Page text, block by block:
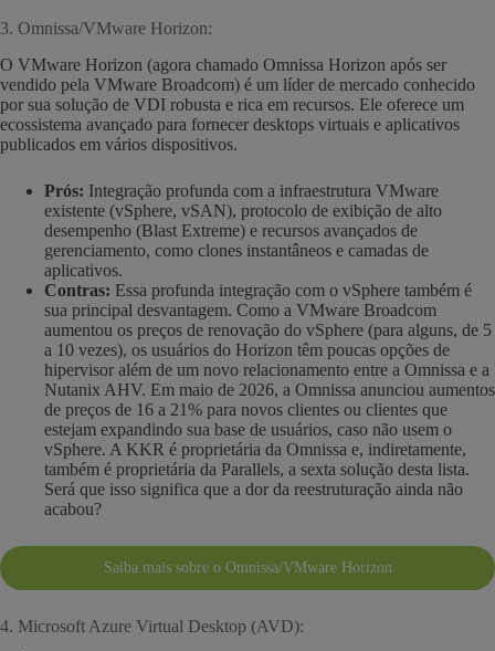
3. Omnissa/VMware Horizon:
O VMware Horizon (agora chamado Omnissa Horizon após ser
vendido pela VMware Broadcom) é um líder de mercado conhecido
por sua solução de VDI robusta e rica em recursos. Ele oferece um
ecossistema avançado para fornecer desktops virtuais e aplicativos
publicados em vários dispositivos.
Prós: Integração profunda com a infraestrutura VMware
existente (vSphere, vSAN), protocolo de exibição de alto
desempenho (Blast Extreme) e recursos avançados de
gerenciamento, como clones instantâneos e camadas de
aplicativos.
Contras: Essa profunda integração com o vSphere também é
sua principal desvantagem. Como a VMware Broadcom
aumentou os preços de renovação do vSphere (para alguns, de 5
a 10 vezes), os usuários do Horizon têm poucas opções de
hipervisor além de um novo relacionamento entre a Omnissa e a
Nutanix AHV. Em maio de 2026, a Omnissa anunciou aumentos
de preços de 16 a 21% para novos clientes ou clientes que
estejam expandindo sua base de usuários, caso não usem o
vSphere. A KKR é proprietária da Omnissa e, indiretamente,
também é proprietária da Parallels, a sexta solução desta lista.
Será que isso significa que a dor da reestruturação ainda não
acabou?
Saiba mais sobre o Omnissa/VMware Horizon
4. Microsoft Azure Virtual Desktop (AVD):